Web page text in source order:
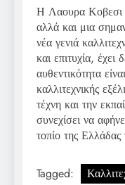
Η Λαουρα Κοβεσι
αλλά και μια
νέα γενιά
και επιτυχία, έχει
αυθεντικότητα
καλλιτεχνικής
τέχνη και την
συνεχίσει να
τοπίο της
Tagged: